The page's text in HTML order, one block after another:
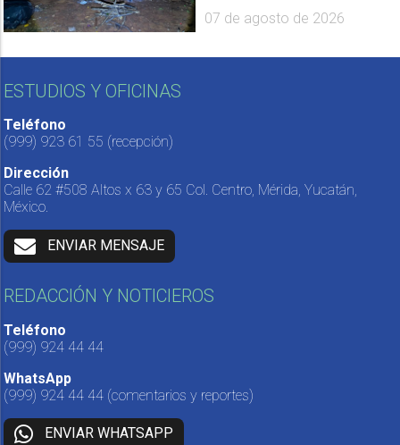
07 de agosto de 2026
ESTUDIOS Y OFICINAS
Teléfono
(999) 923 61 55 (recepción)
Dirección
Calle 62 #508 Altos x 63 y 65 Col. Centro, Mérida, Yucatán,
México.
ENVIAR MENSAJE
REDACCIÓN Y NOTICIEROS
Teléfono
(999) 924 44 44
WhatsApp
(999) 924 44 44 (comentarios y reportes)
ENVIAR WHATSAPP